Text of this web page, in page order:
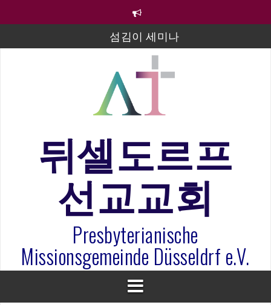
섬김이 세미나
김태희 자매 졸업연주
2023년 어린이 주일 유초등부 발표
라합3 나라 봉헌송
은퇴사-우선화 권사
20260322 주안에 가만히 머물기(요한복음 15:1-17) 손
훈목사
뒤셀도르프
선교교회
Presbyterianische
Missionsgemeinde Düsseldrf e.V.